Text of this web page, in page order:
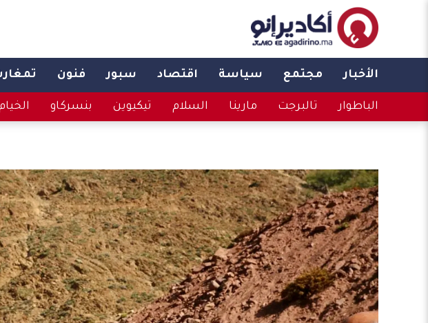
الأخبار مجتمع سياسة اقتصاد سبور فنون
الباطوار تالبرجت مارينا السلام تيكيوين بنسركاو الخيام